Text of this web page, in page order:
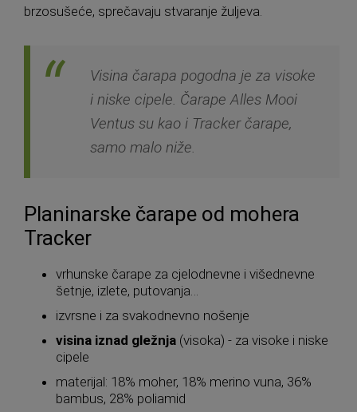
brzosušeće, sprečavaju stvaranje žuljeva.
Visina čarapa pogodna je za visoke
i niske cipele. Čarape Alles Mooi
Ventus su kao i Tracker čarape,
samo malo niže.
Planinarske čarape od mohera
Tracker
vrhunske čarape za cjelodnevne i višednevne
šetnje, izlete, putovanja…
izvrsne i za svakodnevno nošenje
visina iznad gležnja (visoka) - za visoke i niske
cipele
materijal: 18% moher, 18% merino vuna, 36%
bambus, 28% poliamid